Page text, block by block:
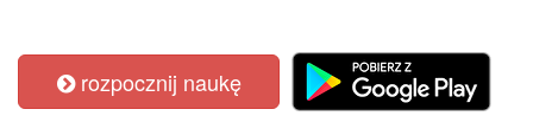
rozpocznij naukę